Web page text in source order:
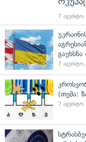
7
7
(თემა:
7